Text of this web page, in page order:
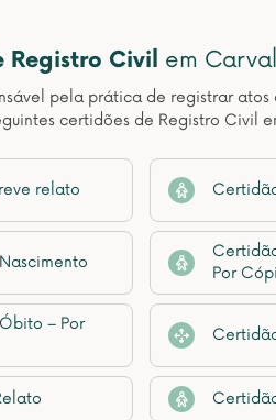
Registro Civil em
pela prática de registrar
certidões de Registro Civil
relato
Por
– Por